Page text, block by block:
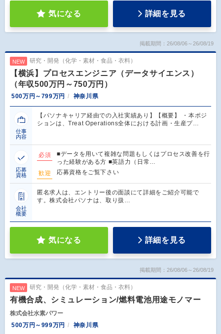
気になる 詳細を見る
掲載期間：26/08/06～26/08/19
NEW 研究・開発（化学・素材・食品・衣料）
【横浜】プロセスエンジニア（データサイエンス）
（年収500万円～750万円）
500万円～799万円 神奈川県
仕事
内容
【パソナキャリア経由での入社実績あり】【概要】 ・本ポジ
ションは、Treat Operations全体における計画・生産プ…
応募
資格
必須
■データを用いて複雑な問題もしくはプロセス改善を行
った経験がある方 ■英語力（日常…
歓迎
応募資格をご覧下さい
会社
概要
匿名求人は、エントリー後の面談にて詳細をご紹介可能で
す。株式会社パソナは、取り扱…
気になる 詳細を見る
掲載期間：26/08/06～26/08/19
NEW 研究・開発（化学・素材・食品・衣料）
有機合成、シミュレーション/燃料電池用途モノマー
株式会社水素パワー
500万円～999万円
神奈川県